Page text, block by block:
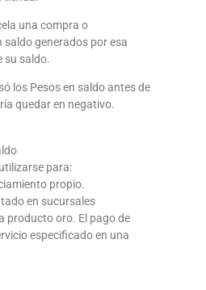
una compra o
generados por esa
su saldo.
los Pesos en saldo antes de
quedar en negativo.
para:
propio.
en sucursales
producto oro. El pago de
especificado en una